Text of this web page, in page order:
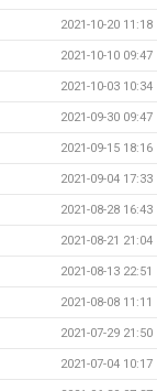
2021-10-20 11:18
2021-10-10 09:47
2021-10-03 10:34
2021-09-30 09:47
2021-09-15 18:16
2021-09-04 17:33
2021-08-28 16:43
2021-08-21 21:04
2021-08-13 22:51
2021-08-08 11:11
2021-07-29 21:50
2021-07-04 10:17